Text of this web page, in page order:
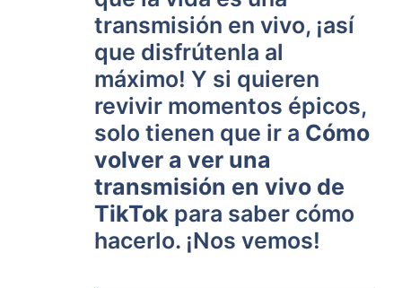
transmisión en vivo, ¡así
que disfrútenla al
máximo! Y si quieren
revivir momentos épicos,
solo tienen que ir a Cómo
volver a ver una
transmisión en vivo de
TikTok para saber cómo
hacerlo. ¡Nos vemos!